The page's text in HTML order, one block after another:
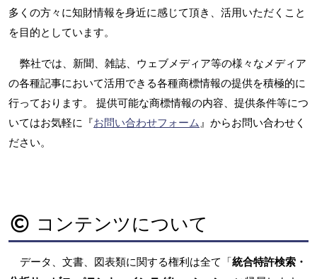
多くの方々に知財情報を身近に感じて頂き、活用いただくこと
を目的としています。
弊社では、新聞、雑誌、ウェブメディア等の様々なメディア
の各種記事において活用できる各種商標情報の提供を積極的に
行っております。 提供可能な商標情報の内容、提供条件等につ
いてはお気軽に『お問い合わせフォーム』からお問い合わせく
ださい。
コンテンツについて
データ、文書、図表類に関する権利は全て「統合特許検索・